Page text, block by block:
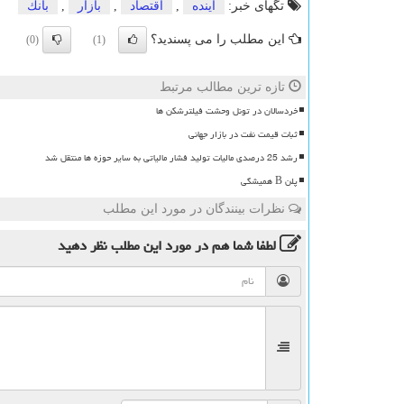
تگهای خبر: آینده اقتصاد بازار بانك
این مطلب را می پسندید؟ (1)
(0)
تازه ترین مطالب مرتبط
خردسالان در تونل وحشت فیلترشکن ها
ثبات قیمت نفت در بازار جهانی
رشد 25 درصدی مالیات تولید فشار مالیاتی به سایر حوزه ها منتقل شد
پلن B همیشگی
نظرات بینندگان در مورد این مطلب
لطفا شما همدر مورد این مطلبنظر دهید